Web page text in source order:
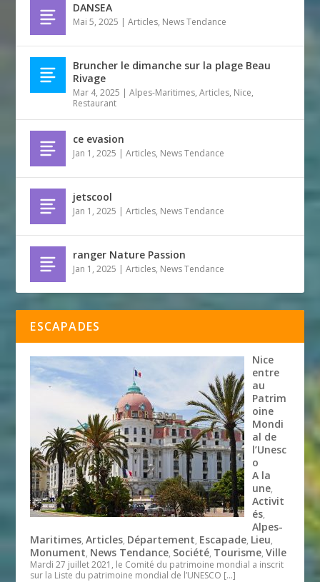
DANSEA
Mai 5, 2025 |Articles, News Tendance
Bruncher le dimanche sur la plage Beau
Rivage
Mar 4, 2025 |Alpes-Maritimes,Articles, Nice,
Restaurant
ce evasion
Jan 1, 2025 |Articles, News Tendance
jetscool
Jan 1, 2025 |Articles, News Tendance
ranger Nature Passion
Jan 1, 2025 |Articles, News Tendance
ESCAPADES
Nice
entre
au
Patrim
oine
Mondi
al de
l’Unesc
o
A la
une,
Activit
és,
Alpes-
Maritimes,Articles, Département, Escapade, Lieu,
Monument, News Tendance, Société, Tourisme,Ville
Mardi 27 juillet 2021, le Comité du patrimoine mondial a inscrit
sur la Liste du patrimoine mondial de l’UNESCO […]